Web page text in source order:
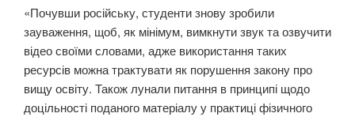
«Почувши російську, студенти знову зробили
зауваження, щоб, як мінімум, вимкнути звук та озвучити
відео своїми словами, адже використання таких
ресурсів можна трактувати як порушення закону про
вищу освіту. Також лунали питання в принципі щодо
доцільності поданого матеріалу у практиці фізичного